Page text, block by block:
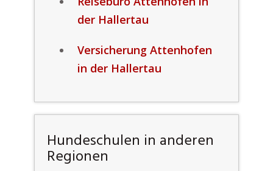
der Hallertau
Versicherung Attenhofen
in der Hallertau
Hundeschulen in anderen
Regionen